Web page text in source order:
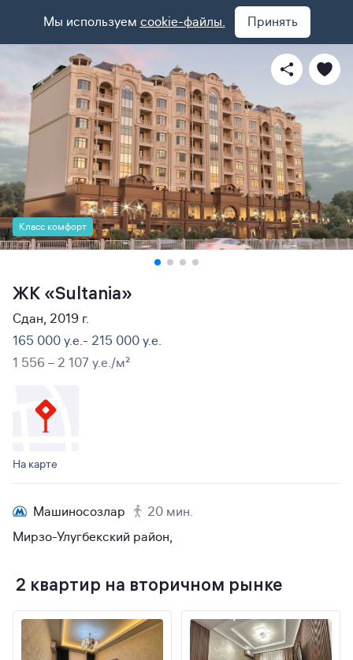
Мы используем cookie-файлы. Принять
Класс комфорт
ЖК «Sultania»
Сдан, 2019 г.
165 000 y.e.- 215 000 y.e.
1 556 – 2 107 y.e./м²
На карте
Машиносозлар
20 мин.
Мирзо-Улугбекский район,
2 квартир на вторичном рынке